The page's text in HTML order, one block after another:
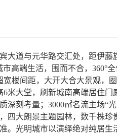
大道与元华路交汇处，距伊
市高端生活，围而不合，360°
宽楼间距，大开大合大景观，
6米大堂，刷新城南高端居住
深刻考量；3000㎡名流主场“
四大朗景主题园林，数千株
。光明城市以演绎绝对纯居